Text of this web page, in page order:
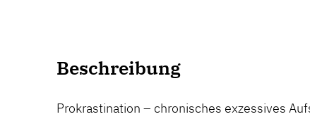
Beschreibung
Prokrastination – chronisches exzessives